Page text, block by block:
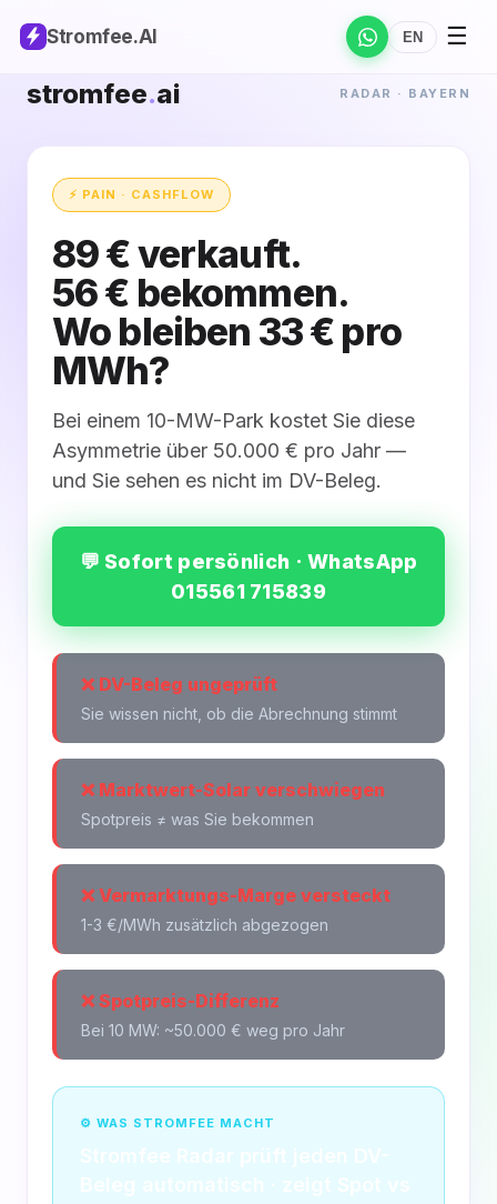
Stromfee.AI EN ☰
stromfee.ai RADAR · BAYERN
⚡ PAIN · CASHFLOW
89 € verkauft.
56 € bekommen.
Wo bleiben 33 € pro
MWh?
Bei einem 10-MW-Park kostet Sie diese
Asymmetrie über 50.000 € pro Jahr —
und Sie sehen es nicht im DV-Beleg.
💬 Sofort persönlich · WhatsApp
015561 715839
❌ DV-Beleg ungeprüft
Sie wissen nicht, ob die Abrechnung stimmt
❌ Marktwert-Solar verschwiegen
Spotpreis ≠ was Sie bekommen
❌ Vermarktungs-Marge versteckt
1-3 €/MWh zusätzlich abgezogen
❌ Spotpreis-Differenz
Bei 10 MW: ~50.000 € weg pro Jahr
⚙ WAS STROMFEE MACHT